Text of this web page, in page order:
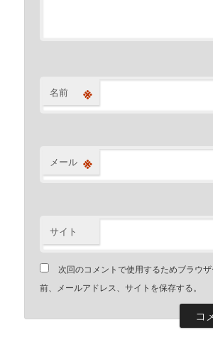
名前 ※
メール ※
サイト
次回のコメントで使用するためブラウ
前、メールアドレス、サイトを保存する。